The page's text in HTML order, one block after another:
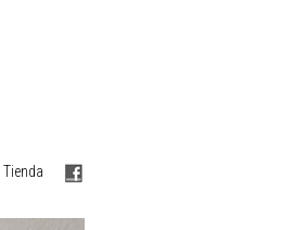
Tienda